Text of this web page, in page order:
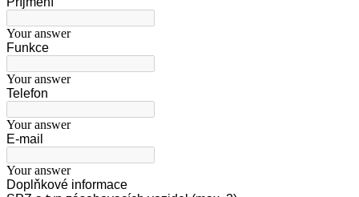
Your answer
Funkce
Your answer
Telefon
Your answer
E-mail
Your answer
Doplňkové informace